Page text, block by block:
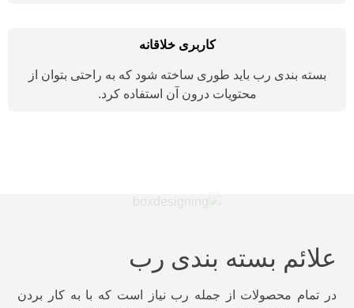
کاربری خلاقانه
بسته بندی رب باید طوری ساخته شود که به راحتی بتوان از
محتویات درون آن استفاده کرد.
علائم بسته بندی رب
در تمام محصولات از جمله رب نیاز است که با به کار بردن